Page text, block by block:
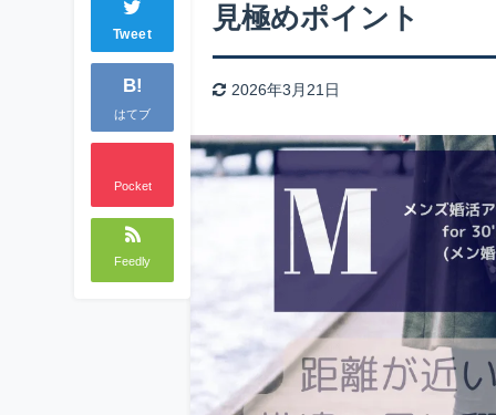
Tweet
B!
はてブ
Pocket
Feedly
見極めポイント
2026年3月21日